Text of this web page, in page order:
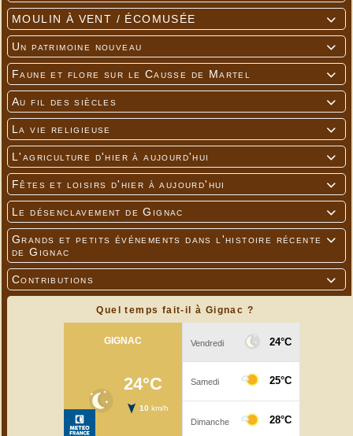

MOULIN À VENT / ÉCOMUSÉE

Un patrimoine nouveau

Faune et flore sur le Causse de Martel

Au fil des siècles

La vie religieuse

L'agriculture d'hier à aujourd'hui

Fêtes et loisirs d'hier à aujourd'hui

Le désenclavement de Gignac

Grands et petits événements dans l'histoire récente
de Gignac

Contributions
Quel temps fait-il à Gignac ?